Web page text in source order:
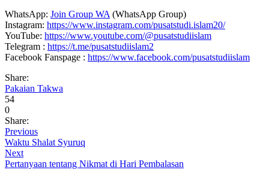
WhatsApp: Join Group WA (WhatsApp Group)
Instagram: https://www.instagram.com/pusatstudi.islam20/
YouTube: https://www.youtube.com/@pusatstudiislam
Telegram : https://t.me/pusatstudiislam2
Facebook Fanspage : https://www.facebook.com/pusatstudiislam
Share:
Pakaian Takwa
54
0
Share:
Previous
Waktu Shalat Syuruq
Next
Pertanyaan tentang Nikmat di Hari Pembalasan